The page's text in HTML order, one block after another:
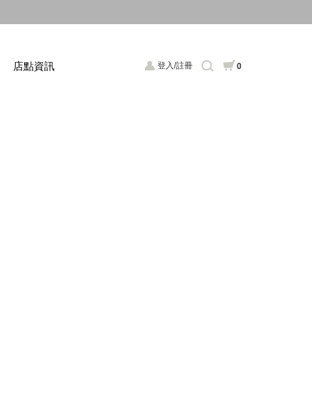
登入/註冊 0
店點資訊